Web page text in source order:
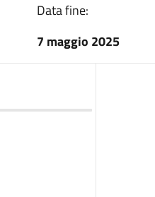
Data fine:
7 maggio 2025